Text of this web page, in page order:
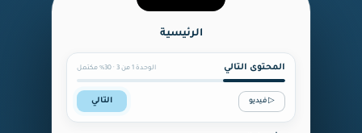
الرئيسية
المحتوى التالي الوحدة 1 من 3 · 30% مكتمل
▷ فيديو التالي